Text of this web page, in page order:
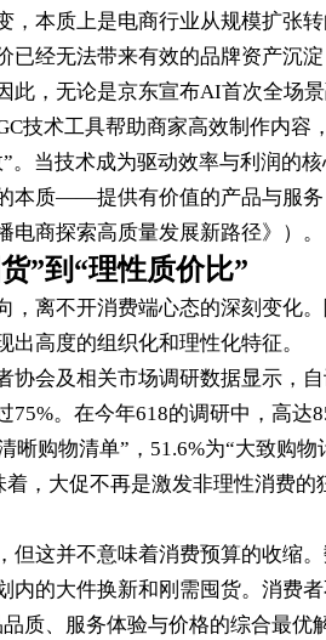
，本质上是电商行业从规模扩张
已经无法带来有效的品牌资产沉
此，无论是京东宣布AI首次全场
技术工具帮助商家高效制作内容
。当技术成为驱动效率与利润的
本质——提供有价值的产品与服
电商探索高质量发展新路径》）。
”到“理性质价比”
，离不开消费端心态的深刻变化
出高度的组织化和理性化特征。
协会及相关市场调研数据显示，
75%。在今年618的调研中，高
晰购物清单”，51.6%为“大致购
着，大促不再是激发非理性消费
但这并不意味着消费预算的收缩
内的大件换新和刚需囤货。消费
质、服务体验与价格的综合最优